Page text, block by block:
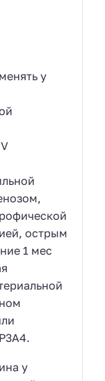
у
острым
1 мес
у